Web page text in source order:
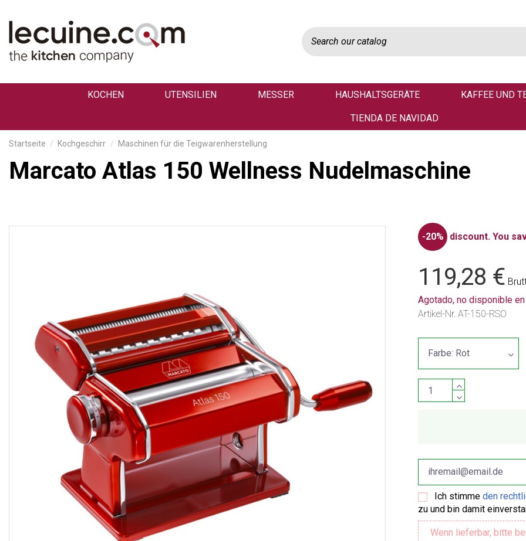
KOCHEN UTENSILIEN MESSER HAUSHALTSGERÄTE KAFFEE UND
TIENDA DE NAVIDAD
Startseite Kochgeschirr Maschinen für die Teigwarenherstellung
Marcato Atlas 150 Wellness Nudelmaschine
-20% discount.You
119,28 €
Agotado, no disponible
Artikel-Nr. AT-150-RSO
Ich stimmeden
zu und bin damit